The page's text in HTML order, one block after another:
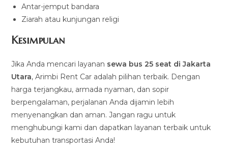
Antar-jemput bandara
Ziarah atau kunjungan religi
Kesimpulan
Jika Anda mencari layanan sewa bus 25 seat di Jakarta
Utara, Arimbi Rent Car adalah pilihan terbaik. Dengan
harga terjangkau, armada nyaman, dan sopir
berpengalaman, perjalanan Anda dijamin lebih
menyenangkan dan aman. Jangan ragu untuk
menghubungi kami dan dapatkan layanan terbaik untuk
kebutuhan transportasi Anda!